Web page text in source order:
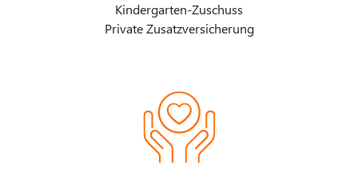
Kindergarten-Zuschuss
Private Zusatzversicherung